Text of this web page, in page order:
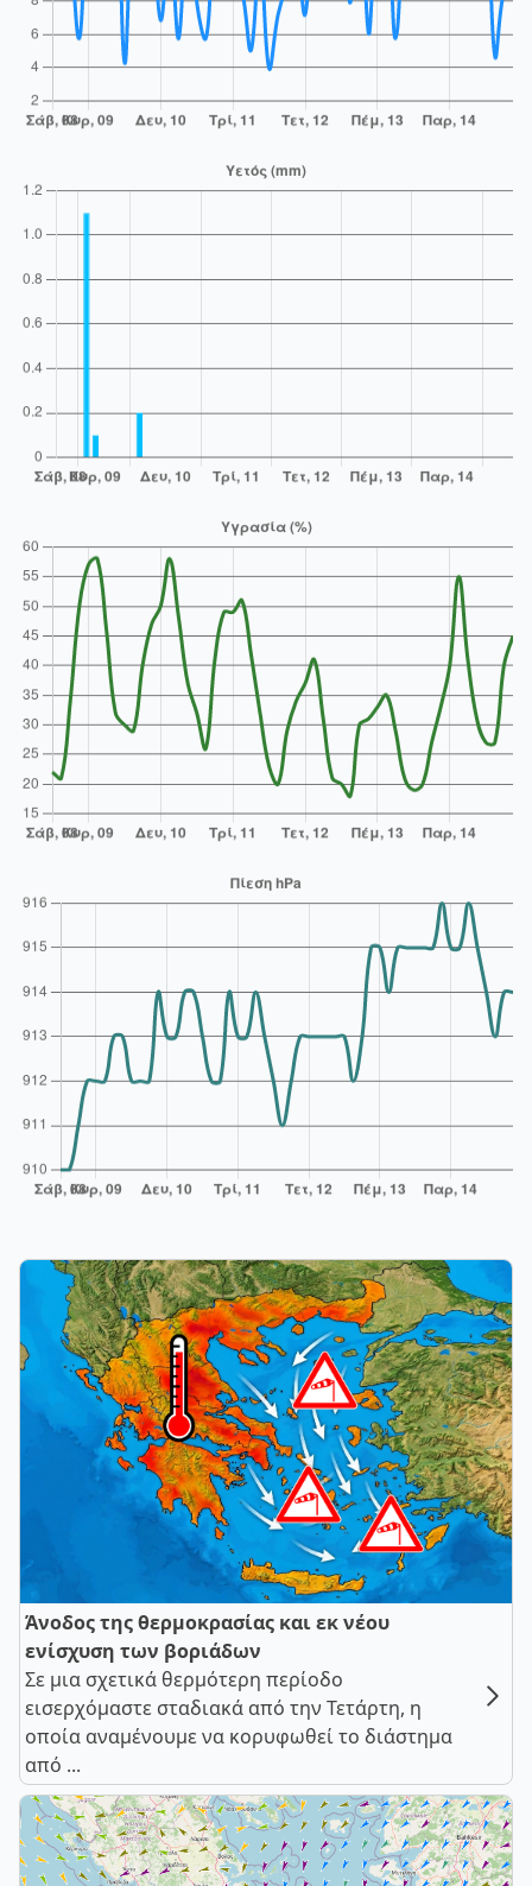
Άνοδος της θερμοκρασίας και εκ νέου
ενίσχυση των βοριάδων
Σε μια σχετικά θερμότερη περίοδο
εισερχόμαστε σταδιακά από την Τετάρτη, η
οποία αναμένουμε να κορυφωθεί το διάστημα
από ...